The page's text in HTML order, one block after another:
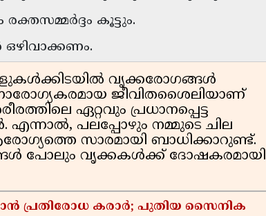
കൂട്ടും.
വൃക്കരോഗങ്ങൾ
ജീവിതശൈലിയാണ്
ഏറ്റവും പ്രധാനപ്പെട്ട
പലപ്പോഴും നമ്മുടെ ചില
സാരമായി ബാധിക്കാറുണ്ട്.
പോലും വൃക്കകൾക്ക് ദോഷകരമായി
പ്രതിരോധ കരാർ; പുതിയ സൈനിക